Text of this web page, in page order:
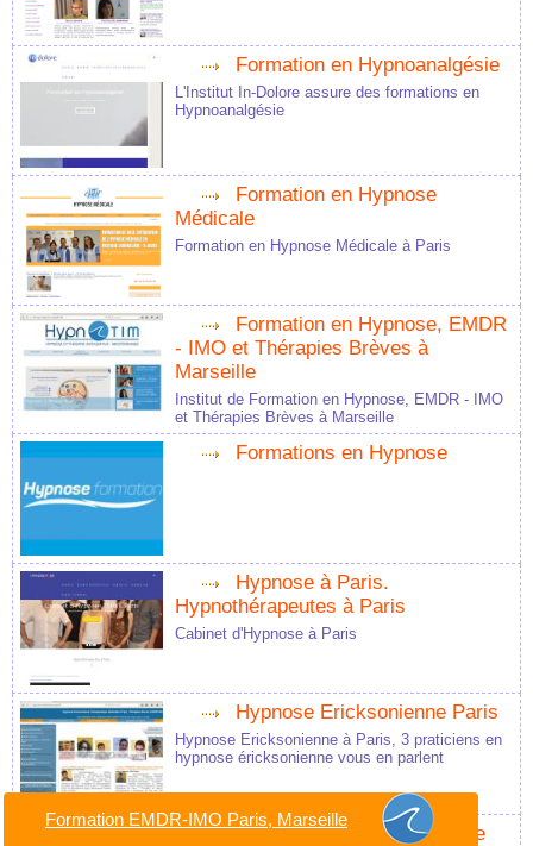
Formation en Hypnoanalgésie
L'Institut In-Dolore assure des formations en
Hypnoanalgésie
Formation en Hypnose
Médicale
Formation en Hypnose Médicale à Paris
Formation en Hypnose, EMDR
- IMO et Thérapies Brèves à
Marseille
Institut de Formation en Hypnose, EMDR - IMO
et Thérapies Brèves à Marseille
Formations en Hypnose
Hypnose à Paris.
Hypnothérapeutes à Paris
Cabinet d'Hypnose à Paris
Hypnose Ericksonienne Paris
Hypnose Ericksonienne à Paris, 3 praticiens en
hypnose éricksonienne vous en parlent
Hypnothérapeutes, annuaire
Formation EMDR-IMO Paris, Marseille